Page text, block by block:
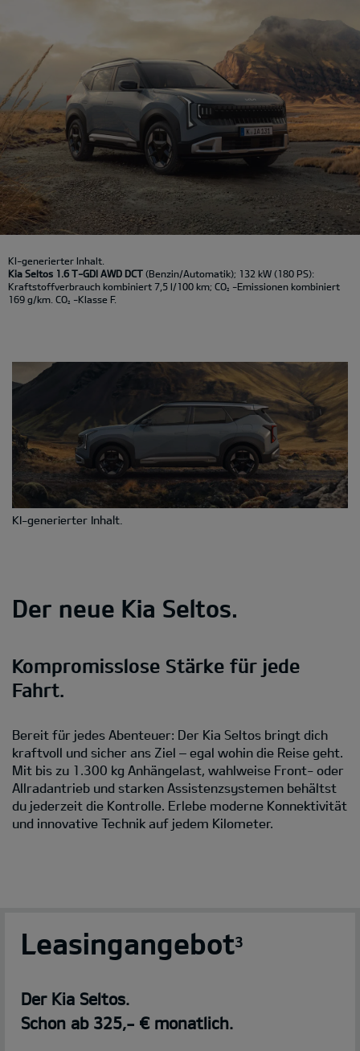
KI-generierter Inhalt.
Kia Seltos 1.6 T-GDI AWD DCT (Benzin/Automatik); 132 kW (180 PS):
Kraftstoffverbrauch kombiniert 7,5 l/100 km; CO2
-Emissionen kombiniert
169 g/km. CO2 -Klasse F.
KI-generierter Inhalt.
Der neue Kia Seltos.
Kompromisslose Stärke für jede
Fahrt.
Bereit für jedes Abenteuer: Der Kia Seltos bringt dich
kraftvoll und sicher ans Ziel – egal wohin die Reise geht.
Mit bis zu 1.300 kg Anhängelast, wahlweise Front- oder
Allradantrieb und starken Assistenzsystemen behältst
du jederzeit die Kontrolle. Erlebe moderne Konnektivität
und innovative Technik auf jedem Kilometer.
Leasingangebot3
Der Kia Seltos.
Schon ab 325,- € monatlich.